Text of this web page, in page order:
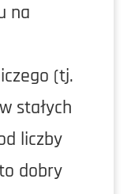
na
(tj.
stałych
liczby
dobry